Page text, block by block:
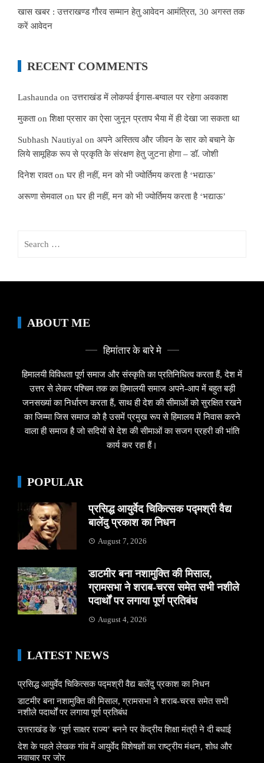
खास खबर : उत्तराखण्ड गौरव सम्मान हेतु आवेदन आमंत्रित, 30 अगस्त तक
करें आवेदन
RECENT COMMENTS
Lashaunda onउत्तराखंड में लोकपर्व ईगास-बग्वाल पर रहेगा अवकाश
मुकताonशिक्षा प्रसार का ऐसा जुनून प्रताप भैया में ही देखा जा सकता था
Subhash Nautiyal on अपने अस्तित्व और जीवन के सार को बचाने के
लिये सामूहिक रूप से प्रकृति के संरक्षण हेतु जुटना होगा – डॉ. जोशी
दिनेश रावतonघर ही नहीं, मन को भी ज्योर्तिमय करता है ‘भद्याऊ’
अरूणा सेमवाल onघर ही नहीं, मन को भी ज्योर्तिमय करता है ‘भद्याऊ’
ABOUT ME
हिमांतार के बारे मे
हिमालयी विविधता पूर्ण समाज और संस्कृति का प्रतिनिधित्व करता हैं, देश में
उत्तर से लेकर पश्चिम तक का हिमालयी समाज अपने-आप में बहुत बड़ी
जनसख्यां का निर्धारण करता हैं, साथ ही देश की सीमाओं को सुरक्षित रखने
का जिम्मा जिस समाज को है उसमें प्रमुख रूप से हिमालय में निवास करने
वाला ही समाज है जो सदियों से देश की सीमाओं का सजग प्रहरी की भांति
कार्य कर रहा हैं।
POPULAR
प्रसिद्ध आयुर्वेद चिकित्सक पद्मश्री वैद्य
बालेंदु प्रकाश का निधन
August 7, 2026
डाटमीर बना नशामुक्ति की मिसाल,
ग्रामसभा ने शराब-चरस समेत सभी नशीले
पदार्थों पर लगाया पूर्ण प्रतिबंध
August 4, 2026
LATEST NEWS
प्रसिद्ध आयुर्वेद चिकित्सक पद्मश्री वैद्य बालेंदु प्रकाश का निधन
डाटमीर बना नशामुक्ति की मिसाल, ग्रामसभा ने शराब-चरस समेत सभी
नशीले पदार्थों पर लगाया पूर्ण प्रतिबंध
उत्तराखंड के ‘पूर्ण साक्षर राज्य’ बनने पर केंद्रीय शिक्षा मंत्री ने दी बधाई
देश के पहले लेखक गांव में आयुर्वेद विशेषज्ञों का राष्ट्रीय मंथन, शोध और
नवाचार पर जोर